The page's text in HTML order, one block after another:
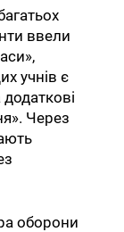
ввели
учнів є
Через
оборони